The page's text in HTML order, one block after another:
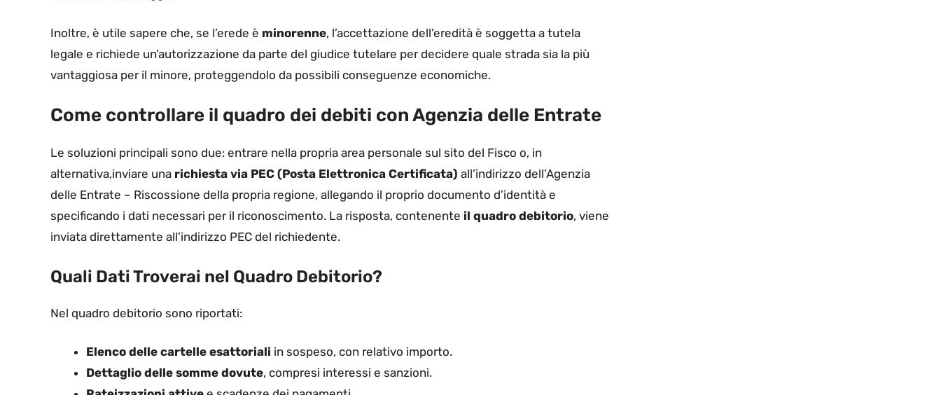
Inoltre, è utile sapere che, se l’erede è minorenne, l’accettazione dell’eredità è soggetta a tutela
legale e richiede un’autorizzazione da parte del giudice tutelare per decidere quale strada sia la più
vantaggiosa per il minore, proteggendolo da possibili conseguenze economiche.
Come controllare il quadro dei debiti con Agenzia delle Entrate
Le soluzioni principali sono due: entrare nella propria area personale sul sito del Fisco o, in
alternativa,inviare una richiesta via PEC (Posta Elettronica Certificata) all’indirizzo dell’Agenzia
delle Entrate – Riscossione della propria regione, allegando il proprio documento d’identità e
specificando i dati necessari per il riconoscimento. La risposta, contenente il quadro debitorio, viene
inviata direttamente all’indirizzo PEC del richiedente.
Quali Dati Troverai nel Quadro Debitorio?
Nel quadro debitorio sono riportati:
Elenco delle cartelle esattoriali in sospeso, con relativo importo.
Dettaglio delle somme dovute, compresi interessi e sanzioni.